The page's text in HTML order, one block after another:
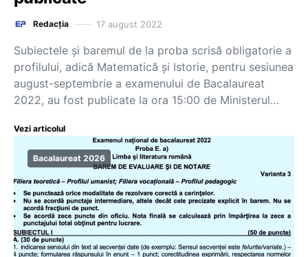
Redacția 17 august 2022
Subiectele și baremul de la proba scrisă obligatorie a
profilului, adică Matematică și Istorie, pentru sesiunea
august-septembrie a examenului de Bacalaureat
2022, au fost publicate la ora 15:00 de Ministerul…
Vezi articolul
Bacalaureat 2026